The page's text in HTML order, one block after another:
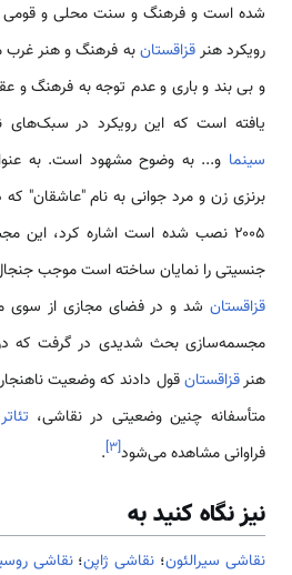
شده است و فرهنگ و سنت محلی و قومی
رویکرد هنرقزاقستانبه فرهنگ و هنر غرب
و بی بند و باری و عدم توجه به فرهنگ و
یافته است که این رویکرد در سبک‌‌های
سینما و... به وضوح مشهود است. به
برنزی زن و مرد جوانی به نام "عاشقان" که
۲۰۰۵ نصب شده است اشاره کرد، این
جنسیتی را نمایان ساخته است موجب
قزاقستان شد و در فضای مجازی از سوی
مجسمه‌سازی بحث شدیدی در گرفت که
هنرقزاقستانقول دادند که وضعیت
متأسفانه چنین وضعیتی در نقاشی، ‌تئاتر
فراوانی مشاهده‌ می‌شود[۳]
.
نیز نگاه کنید به
نقاشی سیرالئون؛ نقاشی ژاپن؛نقاشی